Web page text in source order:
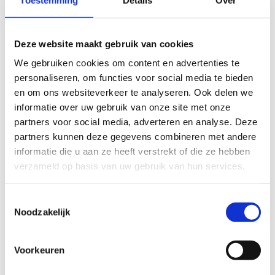
Deze website maakt gebruik van cookies
We gebruiken cookies om content en advertenties te
personaliseren, om functies voor social media te bieden
en om ons websiteverkeer te analyseren. Ook delen we
informatie over uw gebruik van onze site met onze
partners voor social media, adverteren en analyse. Deze
partners kunnen deze gegevens combineren met andere
informatie die u aan ze heeft verstrekt of die ze hebben
verzameld op basis van uw gebruik van hun services.
Noodzakelijk
Voorkeuren
Geef tieners een stem
We reiken je tools aan om tieners meer te betrekken
in je clubwerking en zo drop-out te voorkomen.
30 SEP.
Elk jaar mogen leerlingen de vierde woensdag in